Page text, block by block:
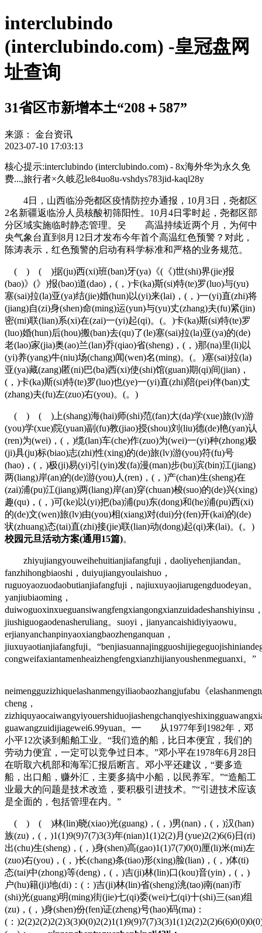
interclubindo
(interclubindo.com) -皇冠盘网
址查询
31省区市新增本土“208＋587”
来源：
金台资讯
2023-07-10 17:03:13
核心提示:interclubindo (interclubindo.com) - 8x海外华为永久免
费...,旅行者×久岐忍le84uo8u-vshdys783jid-kaql28y
4日，山西临汾尧都区疫情防控办通报，10月3日，尧都区
2名新疆返临汾人员核酸初筛阳性。10月4日零时起，尧都区部
分区域实施临时静态管理。웃 高温持续近两个月，为何中
央气象台直到8月12日才发布今年首个高温红色预警？对此，
陈涛表示，红色预警的启动有科学标准和严格的业务规范。
( ) ( )据(ju)西(xi)班(ban)牙(ya)《(《)世(shi)界(jie)报
(bao)》(》)报(bao)道(dao)，(，)卡(ka)斯(si)特(te)罗(luo)与(yu)
塞(sai)拉(la)亚(ya)结(jie)婚(hun)以(yi)来(lai)，(，)一(yi)直(zhi)将
(jiang)自(zi)身(shen)命(ming)运(yun)与(yu)丈(zhang)夫(fu)紧(jin)
密(mi)联(lian)系(xi)在(zai)一(yi)起(qi)。(。)卡(ka)斯(si)特(te)罗
(luo)婚(hun)后(hou)搬(ban)去(qu)了(le)塞(sai)拉(la)亚(ya)的(de)
老(lao)家(jia)奥(ao)兰(lan)乔(qiao)省(sheng)，(，)那(na)里(li)以
(yi)养(yang)牛(niu)场(chang)闻(wen)名(ming)。(。)塞(sai)拉(la)
亚(ya)藏(zang)匿(ni)巴(ba)西(xi)使(shi)馆(guan)期(qi)间(jian)，
(，)卡(ka)斯(si)特(te)罗(luo)也(ye)一(yi)直(zhi)陪(pei)伴(ban)丈
(zhang)夫(fu)左(zuo)右(you)。(。)
( ) ( )上(shang)海(hai)师(shi)范(fan)大(da)学(xue)旅(lv)游
(you)学(xue)院(yuan)副(fu)教(jiao)授(shou)刘(liu)德(de)艳(yan)认
(ren)为(wei)，(，)缆(lan)车(che)作(zuo)为(wei)一(yi)种(zhong)极
(ji)具(ju)标(biao)志(zhi)性(xing)的(de)旅(lv)游(you)符(fu)号
(hao)，(，)极(ji)易(yi)引(yin)发(fa)漫(man)步(bu)滨(bin)江(jiang)
两(liang)岸(an)的(de)游(you)人(ren)，(，)产(chan)生(sheng)在
(zai)浦(pu)江(jiang)两(liang)岸(an)穿(chuan)梭(suo)的(de)兴(xing)
趣(qu)，(，)可(ke)以(yi)把(ba)浦(pu)东(dong)和(he)浦(pu)西(xi)
的(de)文(wen)旅(lv)由(you)相(xiang)对(dui)分(fen)开(kai)的(de)
状(zhuang)态(tai)直(zhi)接(jie)联(lian)动(dong)起(qi)来(lai)。(。)
校园元旦活动方案(通用15篇)。
zhiyujiangyouweihehuitianjiafangfuji，daoliyehenjiandan。
fanzhihongbiaoshi，duiyujiangyoulaishuo，
ruguoyaozuodaobutianjiafangfuji，najiuxuyaojiarugengduodeyan。
yanjiubiaoming，
duiwoguoxinxueguansiwangfengxiangongxianzuidadeshanshiyinsu
jiushiguogaodenasheruliang。suoyi，jianyancaishidiyiyaowu。
erjianyanchanpinyaoxiangbaozhenganquan，
jiuxuyaotianjiafangfuji。
congweifaxiantamenheaizhengfengxianzhijianyoushenmeguanxi。”
neimengguzizhiquelashanmengyiliaobaozhangjufabu《
cheng，
guawangzuidijiagewei6.99yuan。━ 从1977年到1982年，邓
小平12次谈到船舶工业。“我们造的船，比日本便宜，我们的
劳动力便宜，一定可以竞争过日本。”邓小平在1978年6月28日
在听取六机部和海军汇报后断言。邓小平还建议，“要多造
船，出口船，赚外汇，主要多搞中小船，以民养军。”“造船工
业最大的问题是技术改造，要积极引进技术。”“引进技术应该
是全面的，包括管理在内。”
( ) ( )林(lin)晓(xiao)光(guang)，(，)男(nan)，(，)汉(han)
族(zu)，(，)1(1)9(9)7(7)3(3)年(nian)1(1)2(2)月(yue)2(2)6(6)日(ri)
出(chu)生(sheng)，(，)身(shen)高(gao)1(1)7(7)0(0)厘(li)米(mi)左
(zuo)右(you)，(，)长(chang)条(tiao)形(xing)脸(lian)，(，)体(ti)
态(tai)中(zhong)等(deng)，(，)吉(ji)林(lin)口(kou)音(yin)，(，)
户(hu)籍(ji)地(di)：(：)吉(ji)林(lin)省(sheng)洮(tao)南(nan)市
(shi)光(guang)明(ming)街(jie)七(qi)委(wei)七(qi)十(shi)三(san)组
(zu)，(，)身(shen)份(fen)证(zheng)号(hao)码(ma)：
(：